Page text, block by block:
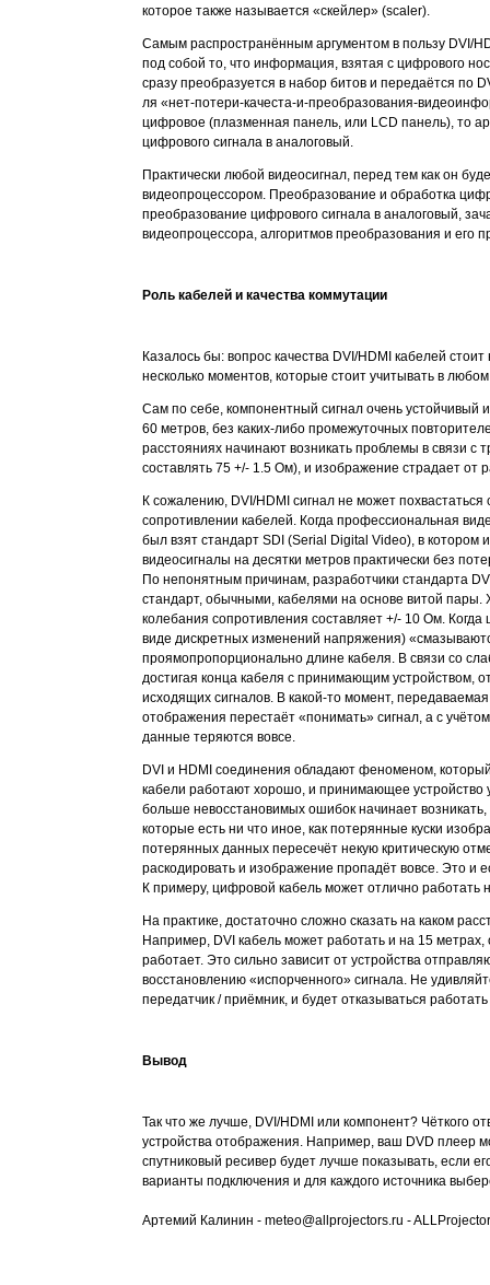
которое также называется «скейлер» (scaler).
Самым распространённым аргументом в пользу DVI/
под собой то, что информация, взятая с цифрового
сразу преобразуется в набор битов и передаётся по
ля «нет-потери-качеста-и-преобразования-
цифровое (плазменная панель, или LCD панель), то
цифрового сигнала в аналоговый.
Практически любой видеосигнал, перед тем как он
видеопроцессором. Преобразование и обработка
преобразование цифрового сигнала в аналоговый,
видеопроцессора, алгоритмов преобразования и его
Роль кабелей и качества коммутации
Казалось бы: вопрос качества DVI/HDMI кабелей
несколько моментов, которые стоит учитывать в
Сам по себе, компонентный сигнал очень устойчивый
60 метров, без каких-либо промежуточных
расстояниях начинают возникать проблемы в связи с
составлять 75 +/- 1.5 Ом), и изображение страдает от
К сожалению, DVI/HDMI сигнал не может
сопротивлении кабелей. Когда профессиональная
был взят стандарт SDI (Serial Digital Video), в
видеосигналы на десятки метров практически без
По непонятным причинам, разработчики стандарта
стандарт, обычными, кабелями на основе витой пары.
колебания сопротивления составляет +/- 10 Ом.
виде дискретных изменений напряжения)
проямопропорционально длине кабеля. В связи со
достигая конца кабеля с принимающим устройством,
исходящих сигналов. В какой-то момент,
отображения перестаёт «понимать» сигнал, а с
данные теряются вовсе.
DVI и HDMI соединения обладают феноменом,
кабели работают хорошо, и принимающее устройство
больше невосстановимых ошибок начинает
которые есть ни что иное, как потерянные куски
потерянных данных пересечёт некую критическую
раскодировать и изображение пропадёт вовсе. Это и
К примеру, цифровой кабель может отлично работать
На практике, достаточно сложно сказать на каком
Например, DVI кабель может работать и на 15
работает. Это сильно зависит от устройства
восстановлению «испорченного» сигнала. Не
передатчик / приёмник, и будет отказываться
Вывод
Так что же лучше, DVI/HDMI или компонент? Чёткого
устройства отображения. Например, ваш DVD плеер
спутниковый ресивер будет лучше показывать, если
варианты подключения и для каждого источника
Артемий Калинин - meteo@allprojectors.ru -